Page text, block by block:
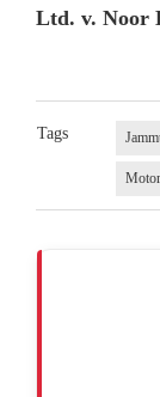
Ltd. v. Noor
Tags